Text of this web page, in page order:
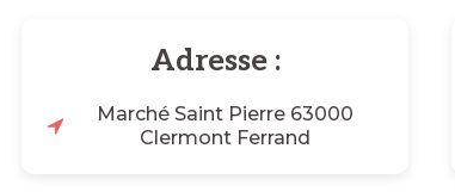
Adresse :
Marché Saint Pierre 63000
Clermont Ferrand